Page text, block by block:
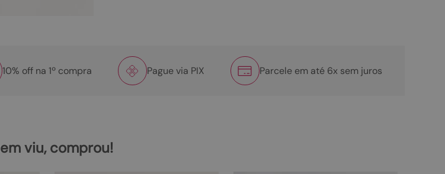
10% off na 1º compra Pague via PIX Parcele em até 6x sem juros
viu, comprou!